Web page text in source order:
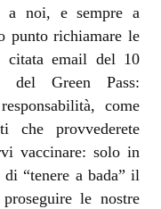
a noi, e sempre a
punto richiamare le
citata email del 10
del Green Pass:
come
che provvederete
vaccinare: solo in
di “tenere a bada” il
le nostre